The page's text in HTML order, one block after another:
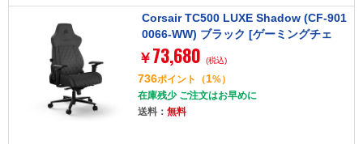
Corsair TC500 LUXE Shadow (CF-901
0066-WW) ブラック [ゲーミングチェ
ア]
￥ 73,680 (税込)
736ポイント （1%）
在庫残少 ご注文はお早めに
送料： 無料